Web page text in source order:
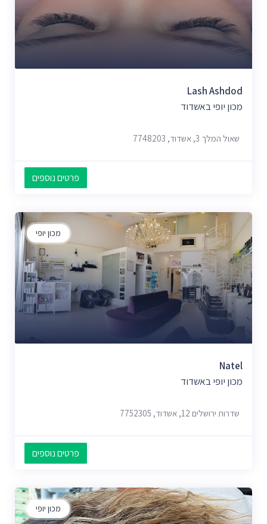
Lash Ashdod
מכון יופי באשדוד
שאול המלך 3, אשדוד, 7748203
פרטים נוספים
מכון יופי
Natel
מכון יופי באשדוד
שדרות ירושלים 12, אשדוד, 7752305
פרטים נוספים
מכון יופי